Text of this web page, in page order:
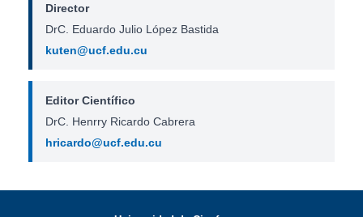
Director
DrC. Eduardo Julio López Bastida
kuten@ucf.edu.cu
Editor Científico
DrC. Henrry Ricardo Cabrera
hricardo@ucf.edu.cu